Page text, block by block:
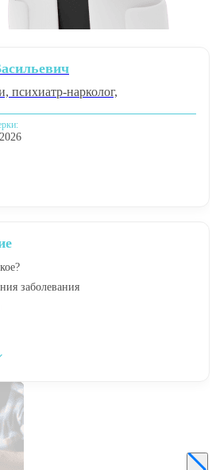
заболевания
психиатр-нарколог,